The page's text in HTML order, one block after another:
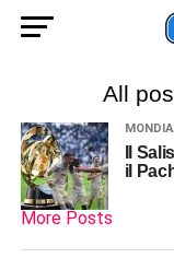
All
Il
il
More Posts